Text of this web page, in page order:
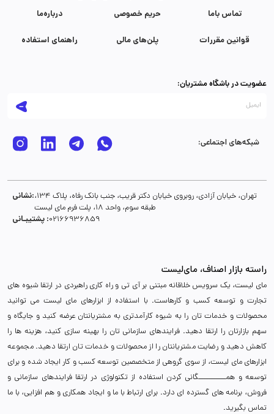
درباره‌ما حریم خصوصی تماس با‌ما
راهنمای استفاده پلن‌های مالی قوانین مقررات
عضویت در باشگاه مشتریان:
شبکه‌های اجتماعی:
نشانی:تهران، خیابان آزادی، روبروی خیابان دکتر قریب، جنب بانک رفاه، پلاک 134،
طبقه سوم، واحد 18، پلت فرم مای لیست
پشتیبـانی :02166936859
راسته بازار اصناف، مای‌لیست
مای لیست، یک سرویس خلاقانه مبتنی بر آی تی و راه کاری راهبردی در ارتقا شیوه های
تجارت و توسعه کسب و کارهاست. با استفاده از ابزارهای مای لیست می توانید
محصولات و خدمات تان را به شیوه کارآمدتری به مشتریانتان عرضه کنید و جایگاه و
سهم بازارتان را ارتقا دهید. فرایندهای سازمانی تان را بهینه سازی کنید، هزینه ها را
کاهش دهید و رضایت مشتریانتان را از محصولات و خدمات تان ارتقا دهید. مجموعه
ابزارهای مای لیست، از سوی گروهی از متخصصین توسعه کسب و کار ایجاد شده و برای
توسعه و همـــــــــــگانی کردن استفاده از تکنولوژی در ارتقا فرایندهای سازمانی و
فروش، برنامه های گسترده ای دارد. برای ارتباط با ما و ایجاد همکاری و هم افزایی، با ما
تماس بگیرید.